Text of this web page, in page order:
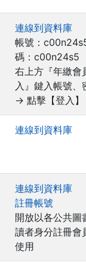
連線到資料庫
帳號：
碼：c00n24s5
右上方『年繳會
入』鍵入帳號、
→ 點擊【登入】
連線到資料庫
連線到資料庫
註冊帳號
開放以各公共圖
讀者身分註冊會
使用